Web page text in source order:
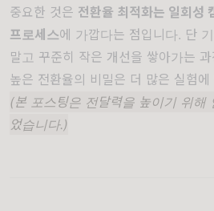
중요한 것은 전환율 최적화는 일회성
프로세스에 가깝다는 점입니다. 단
말고 꾸준히 작은 개선을 쌓아가는
높은 전환율의 비밀은 더 많은 실험에
(본 포스팅은 전달력을 높이기 위해
었습니다.)